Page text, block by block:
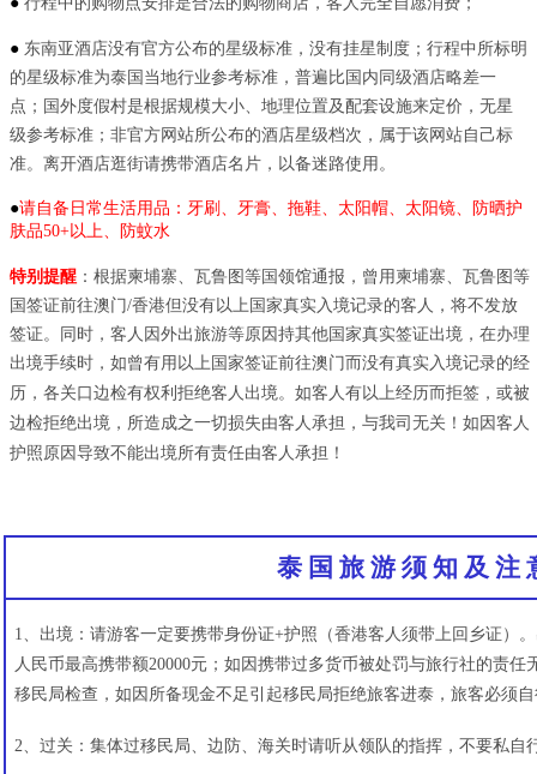
● 东南亚酒店没有官方公布的星级标准，没有挂星制度；行程中所标明
的星级标准为泰国当地行业参考标准，普遍比国内同级酒店略差一
点；国外度假村是根据规模大小、地理位置及配套设施来定价，无星
级参考标准；非官方网站所公布的酒店星级档次，属于该网站自己标
准。离开酒店逛街请携带酒店名片，以备迷路使用。
●请自备日常生活用品：牙刷、牙膏、拖鞋、太阳帽、太阳镜、防晒护
肤品50+以上、防蚊水
特别提醒 ：根据柬埔寨、瓦鲁图等国领馆通报，曾用柬埔寨、瓦鲁图等
国签证前往澳门/香港但没有以上国家真实 入境记录的客人，将不发放
签证。同时，客人因外出旅游等原因持其他国家真实签证出境，在办理
出境手续时，如曾有用以上国家签证前往澳门而没有真实入境记录的经
历，各关口边检有权利拒绝客人出境。如客人有以上经历而拒签，或被
边检拒绝出境，所造成之一切损失由客人承担，与我司无关！如因客人
护照原因导致不能出境所有责任由客人承担！
泰 国 旅 游 须 知 及 注
1、出境：请游客一定要携带身份证+护照（香港客人须带上回乡证）
人民币最高携带额20000元；如因携带过多货币被处罚与旅行社的责
移民局检查，如因所备现金不足引起移民局拒绝旅客进泰，旅客必须
2、过关：集体过移民局、边防、海关时请听从领队的指挥，不要私